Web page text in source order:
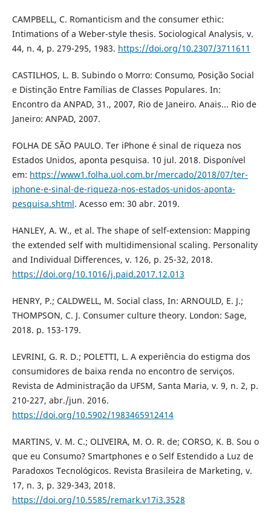
CAMPBELL, C. Romanticism and the consumer ethic:
Intimations of a Weber-style thesis. Sociological Analysis, v.
44, n. 4, p. 279-295, 1983. https://doi.org/10.2307/3711611
CASTILHOS, L. B. Subindo o Morro: Consumo, Posição Social
e Distinção Entre Famílias de Classes Populares. In:
Encontro da ANPAD, 31., 2007, Rio de Janeiro. Anais... Rio de
Janeiro: ANPAD, 2007.
FOLHA DE SÃO PAULO. Ter iPhone é sinal de riqueza nos
Estados Unidos, aponta pesquisa. 10 jul. 2018. Disponível
em: https://www1.folha.uol.com.br/mercado/2018/07/ter-
iphone-e-sinal-de-riqueza-nos-estados-unidos-aponta-
pesquisa.shtml. Acesso em: 30 abr. 2019.
HANLEY, A. W., et al. The shape of self-extension: Mapping
the extended self with multidimensional scaling. Personality
and Individual Differences, v. 126, p. 25-32, 2018.
https://doi.org/10.1016/j.paid.2017.12.013
HENRY, P.; CALDWELL, M. Social class, In: ARNOULD, E. J.;
THOMPSON, C. J. Consumer culture theory. London: Sage,
2018. p. 153-179.
LEVRINI, G. R. D.; POLETTI, L. A experiência do estigma dos
consumidores de baixa renda no encontro de serviços.
Revista de Administração da UFSM, Santa Maria, v. 9, n. 2, p.
210-227, abr./jun. 2016.
https://doi.org/10.5902/1983465912414
MARTINS, V. M. C.; OLIVEIRA, M. O. R. de; CORSO, K. B. Sou o
que eu Consumo? Smartphones e o Self Estendido a Luz de
Paradoxos Tecnológicos. Revista Brasileira de Marketing, v.
17, n. 3, p. 329-343, 2018.
https://doi.org/10.5585/remark.v17i3.3528